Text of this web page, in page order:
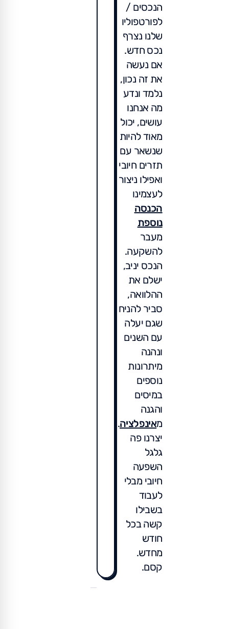
הנכסים /
לפורטפוליו
שלנו נצרף
נכס חדש.
אם נעשה
את זה נכון,
נלמד ונדע
מה אנחנו
עושים, יכול
מאוד להיות
שנשאר עם
תזרים חיובי
ואפילו ניצור
לעצמינו
הכנסה
נוספת
מעבר
להשקעה.
הנכס יניב,
ישלם את
ההלוואה,
סביר להניח
שגם יעלה
עם השנים
ונהנה
מיתרונות
נוספים
במיסים
והגנה
מאינפלציה.
יצרנו פה
גלגל
השפעה
חיובי מבלי
לעבוד
בשבילו
קשה בכל
חודש
מחדש.
קסם.